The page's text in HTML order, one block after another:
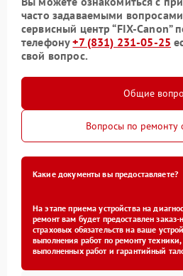
часто задаваемыми
сервисный центр “FIX-Canon”
телефону+7 (831) 231-05-25
свой вопрос.
Общие
Вопросы по ремонту
Какие документы вы предоставляете?
На этапе приема устройства на
ремонт вам будет предоставлен
страховых обязательств на ваше
выполнения работ по ремонту
выполненных работ и гарантийный